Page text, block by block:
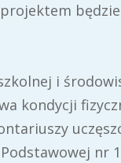
będzie
i
kondycji
nr